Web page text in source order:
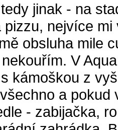
jinak - na
pizzu, nejvíce
obsluha mile
V
kámoškou z
a
- zabijačka,